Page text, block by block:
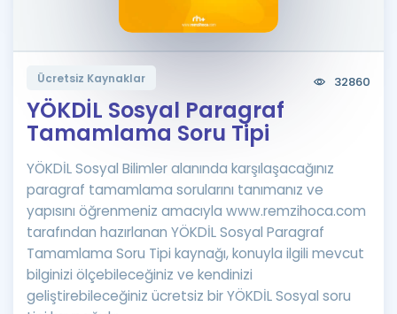
Puan Hesaplama
Rehberlik Aracı
ÖSYM Sınav Takvimi
Kampanyalar
Blog
İngilizce Gramer
Kariyer
Ücretsiz Kaynaklar 32860
YÖKDİL Sosyal Paragraf
Tamamlama Soru Tipi
YÖKDİL Sosyal Bilimler alanında karşılaşacağınız
paragraf tamamlama sorularını tanımanız ve
yapısını öğrenmeniz amacıyla www.remzihoca.com
tarafından hazırlanan YÖKDİL Sosyal Paragraf
Tamamlama Soru Tipi kaynağı, konuyla ilgili mevcut
bilginizi ölçebileceğiniz ve kendinizi
geliştirebileceğiniz ücretsiz bir YÖKDİL Sosyal soru